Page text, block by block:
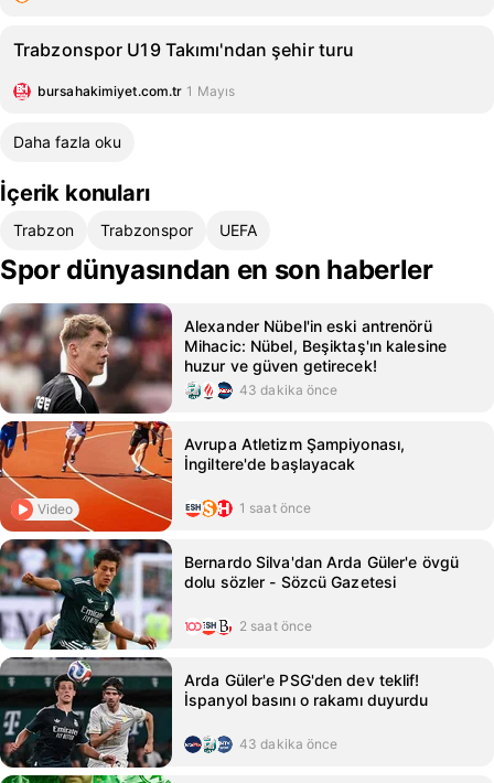
Trabzonspor U19 Takımı'ndan şehir turu
bursahakimiyet.com.tr 1 Mayıs
Daha fazla oku
İçerik konuları
Trabzon Trabzonspor UEFA
Spor dünyasından en son haberler
Alexander Nübel'in eski antrenörü
Mihacic: Nübel, Beşiktaş'ın kalesine
huzur ve güven getirecek!
43 dakika önce
Video
Avrupa Atletizm Şampiyonası,
İngiltere'de başlayacak
1 saat önce
Bernardo Silva'dan Arda Güler'e övgü
dolu sözler - Sözcü Gazetesi
2 saat önce
Arda Güler'e PSG'den dev teklif!
İspanyol basını o rakamı duyurdu
43 dakika önce